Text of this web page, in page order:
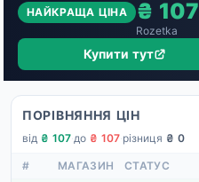
НАЙКРАЩА ЦІНА ₴ 107
Rozetka
Купити тут
ПОРІВНЯННЯ ЦІН
від ₴ 107·до ₴ 107·різниця ₴ 0
# МАГАЗИН СТАТУС